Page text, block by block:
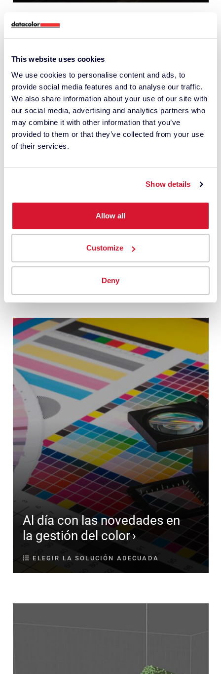
This website uses cookies
We use cookies to personalise content and ads, to
provide social media features and to analyse our traffic.
We also share information about your use of our site with
our social media, advertising and analytics partners who
may combine it with other information that you’ve
provided to them or that they’ve collected from your use
of their services.
Show details
Allow all
Customize
Deny
Por qué resulta difícil
combinar los colores de las
telas con los ribetes y los
componentes
Al día con las novedades en
la gestión del color
ELEGIR LA SOLUCIÓN ADECUADA